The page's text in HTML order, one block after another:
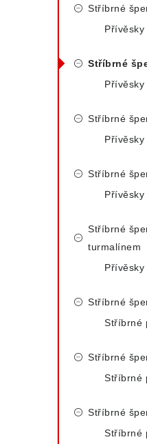
Stříbrné
Stříbrné
Stříbrné
Přívěsky
Stříbrné
Přívěsky
Stříbrné
turmalínem
Stříbrné
Stříbrné
Stříbrné
Stříbrné
Stříbrné
Stříbrné